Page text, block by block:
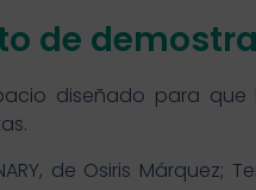
de
diseñado para que
de Osiris Márquez;